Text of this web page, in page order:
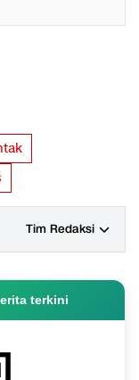
Tim Redaksi
terkini